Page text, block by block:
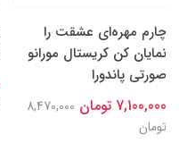
چارم مهره‌ای عشقت را
نمایان کن کریستال مورانو
صورتی پاندورا
7,100,000 تومان
8,470,000
تومان